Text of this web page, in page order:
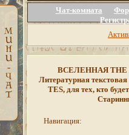
Чат-комната
ВСЕЛЕННАЯ THE
Литературная
TES, для тех, кто
Навигация: